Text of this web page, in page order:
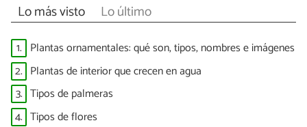
Lo más visto Lo último
1. Plantas ornamentales: qué son, tipos, nombres e imágenes
2. Plantas de interior que crecen en agua
3. Tipos de palmeras
4. Tipos de flores